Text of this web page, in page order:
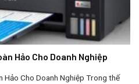
Hảo Cho Doanh Nghiệp
Hảo Cho Doanh Nghiệp Trong thế